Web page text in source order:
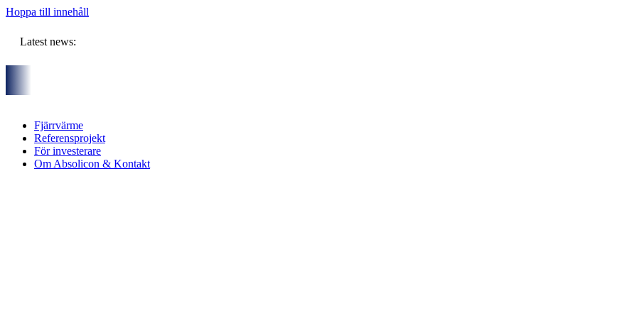
Hoppa till innehåll
Latest news:
Fjärrvärme
Referensprojekt
För investerare
Om Absolicon & Kontakt